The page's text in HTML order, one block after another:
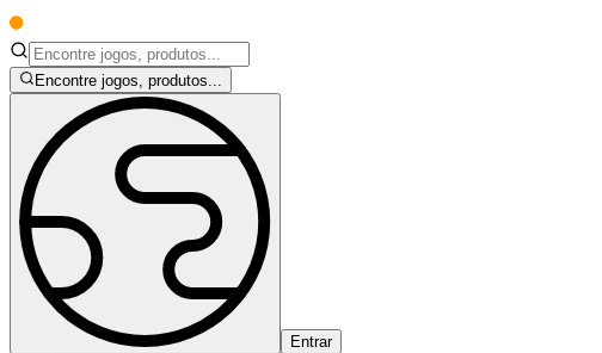
Encontre jogos, produtos...
Entrar